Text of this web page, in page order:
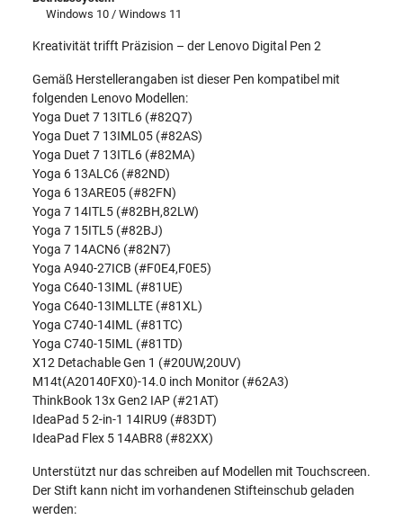
Windows 10 / Windows 11
Kreativität trifft Präzision – der Lenovo Digital Pen 2
Gemäß Herstellerangaben ist dieser Pen kompatibel mit
folgenden Lenovo Modellen:
Yoga Duet 7 13ITL6 (#82Q7)
Yoga Duet 7 13IML05 (#82AS)
Yoga Duet 7 13ITL6 (#82MA)
Yoga 6 13ALC6 (#82ND)
Yoga 6 13ARE05 (#82FN)
Yoga 7 14ITL5 (#82BH,82LW)
Yoga 7 15ITL5 (#82BJ)
Yoga 7 14ACN6 (#82N7)
Yoga A940-27ICB (#F0E4,F0E5)
Yoga C640-13IML (#81UE)
Yoga C640-13IMLLTE (#81XL)
Yoga C740-14IML (#81TC)
Yoga C740-15IML (#81TD)
X12 Detachable Gen 1 (#20UW,20UV)
M14t(A20140FX0)-14.0 inch Monitor (#62A3)
ThinkBook 13x Gen2 IAP (#21AT)
IdeaPad 5 2-in-1 14IRU9 (#83DT)
IdeaPad Flex 5 14ABR8 (#82XX)
Unterstützt nur das schreiben auf Modellen mit Touchscreen.
Der Stift kann nicht im vorhandenen Stifteinschub geladen
werden: